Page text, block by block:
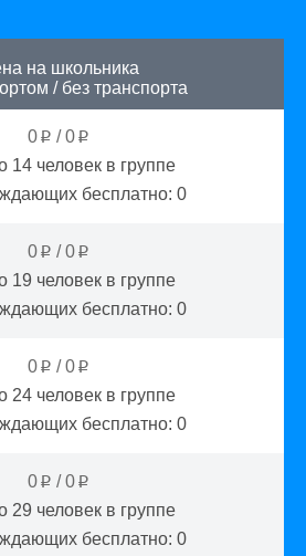
на школьника
/ без транспорта
0 p /0 p
14 человек в группе
бесплатно: 0
0 p /0 p
19 человек в группе
бесплатно: 0
0 p /0 p
24 человек в группе
бесплатно: 0
0 p /0 p
29 человек в группе
бесплатно: 0